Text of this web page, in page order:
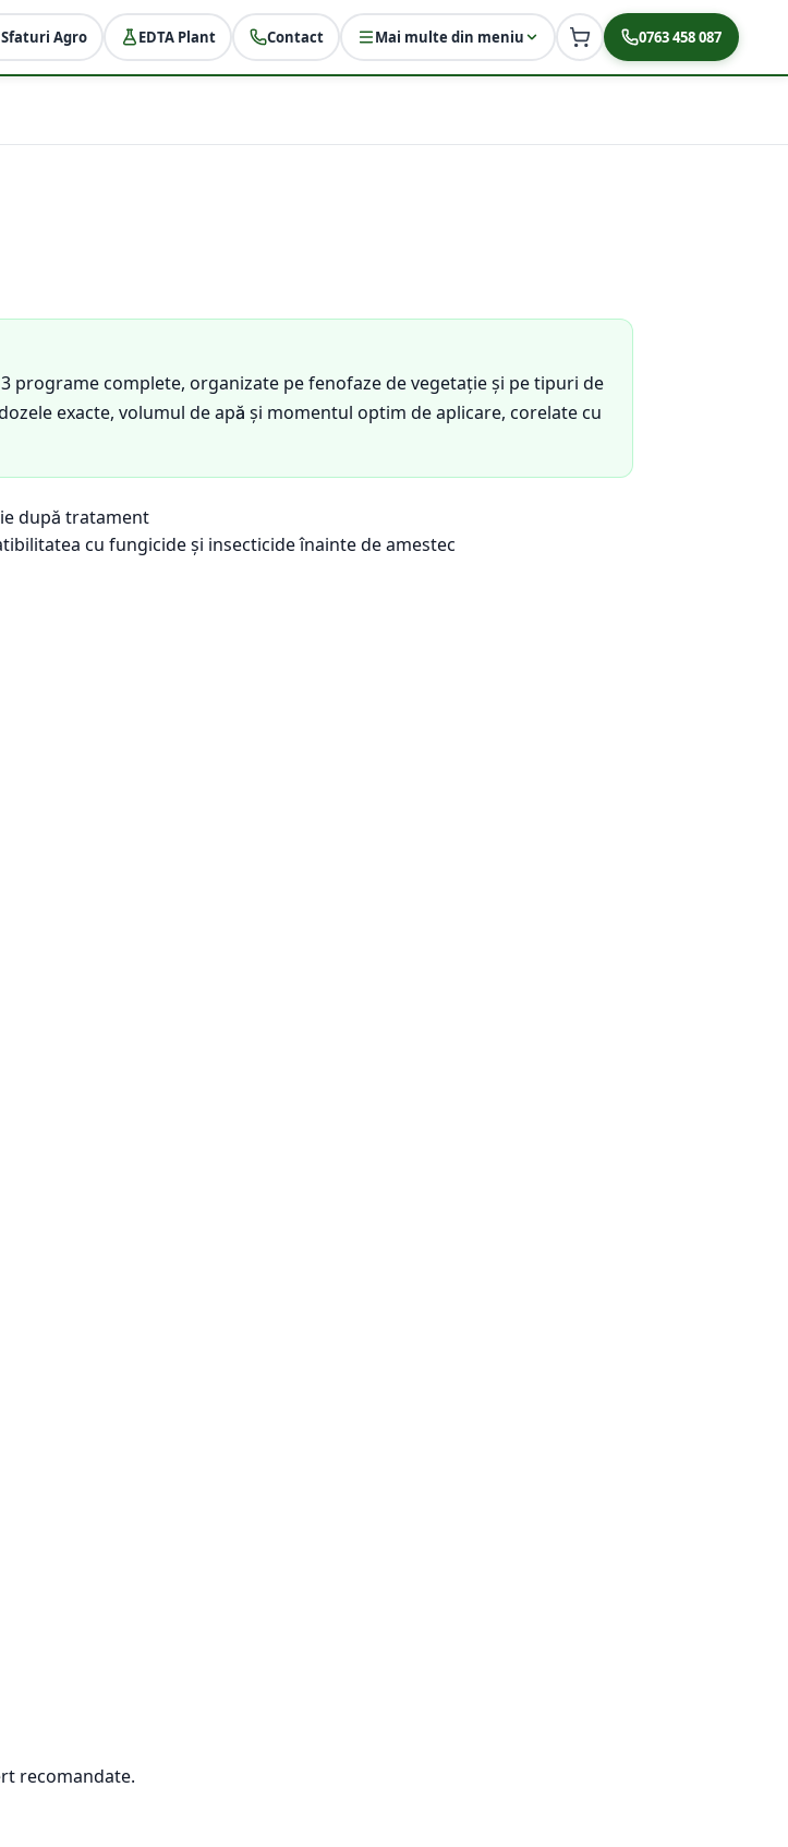
Sfaturi Agro EDTA Plant Contact Mai multe din meniu 0763 458 087
complete, organizate pe fenofaze de vegetație și pe tipuri de
exacte, volumul de apă și momentul optim de aplicare, corelate cu
după tratament
cu fungicide și insecticide înainte de amestec
recomandate.